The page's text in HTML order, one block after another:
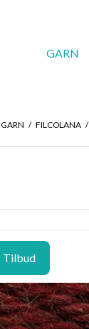
GARN
GARN / FILCOLANA /
Tilbud